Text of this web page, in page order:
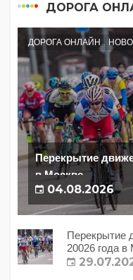
ДОРОГА
ДОРОГА ОНЛАЙН
Перекрытие
в Москве
04.08.2026
Перекрытие
20026 года в